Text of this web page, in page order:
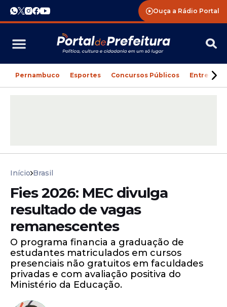
Ouça a Rádio Portal
Pernambuco Esportes Concursos Públicos
Início Brasil
Fies 2026: MEC divulga
resultado de vagas
remanescentes
O programa financia a graduação de
estudantes matriculados em cursos
presenciais não gratuitos em faculdades
privadas e com avaliação positiva do
Ministério da Educação.